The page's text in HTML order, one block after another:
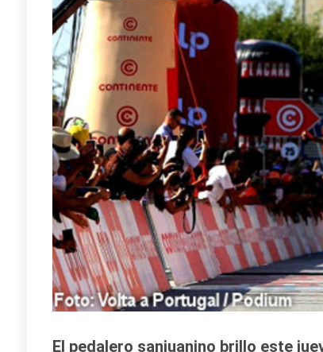
El pedalero sanjuanino brillo este